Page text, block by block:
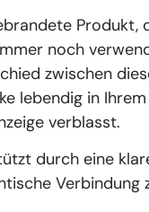
Produkt,
noch
zwischen
lebendig in
verblasst.
durch eine
Verbindung